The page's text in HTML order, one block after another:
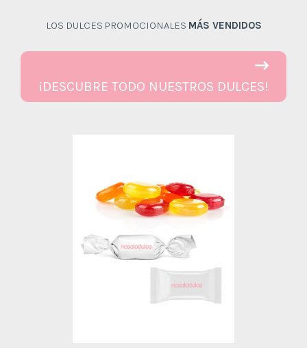
LOS DULCES PROMOCIONALES MÁS VENDIDOS
¡DESCUBRE TODO NUESTROS DULCES!